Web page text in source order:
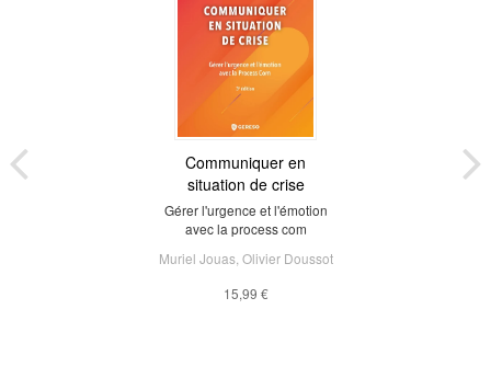
Communiquer en
situation de crise
Gérer l'urgence et l'émotion
avec la process com
Muriel Jouas, Olivier Doussot
15,99 €